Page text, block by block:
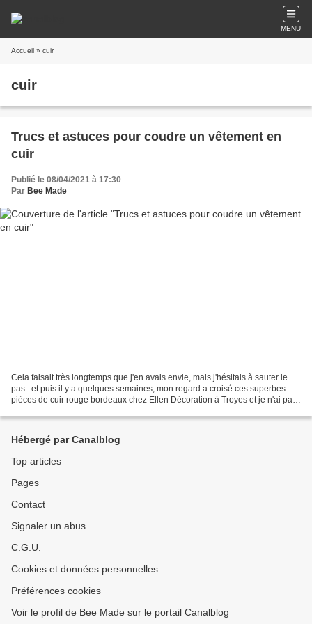
MENU
Accueil » cuir
cuir
Trucs et astuces pour coudre un vêtement en
cuir
Publié le 08/04/2021 à 17:30
Par Bee Made
Cela faisait très longtemps que j'en avais envie, mais j'hésitais à sauter le
pas...et puis il y a quelques semaines, mon regard a croisé ces superbes
pièces de cuir rouge bordeaux chez Ellen Décoration à Troyes et je n'ai pas
Hébergé par Canalblog
Top articles
Pages
Contact
Signaler un abus
C.G.U.
Cookies et données personnelles
Préférences cookies
Voir le profil de Bee Made sur le portail Canalblog